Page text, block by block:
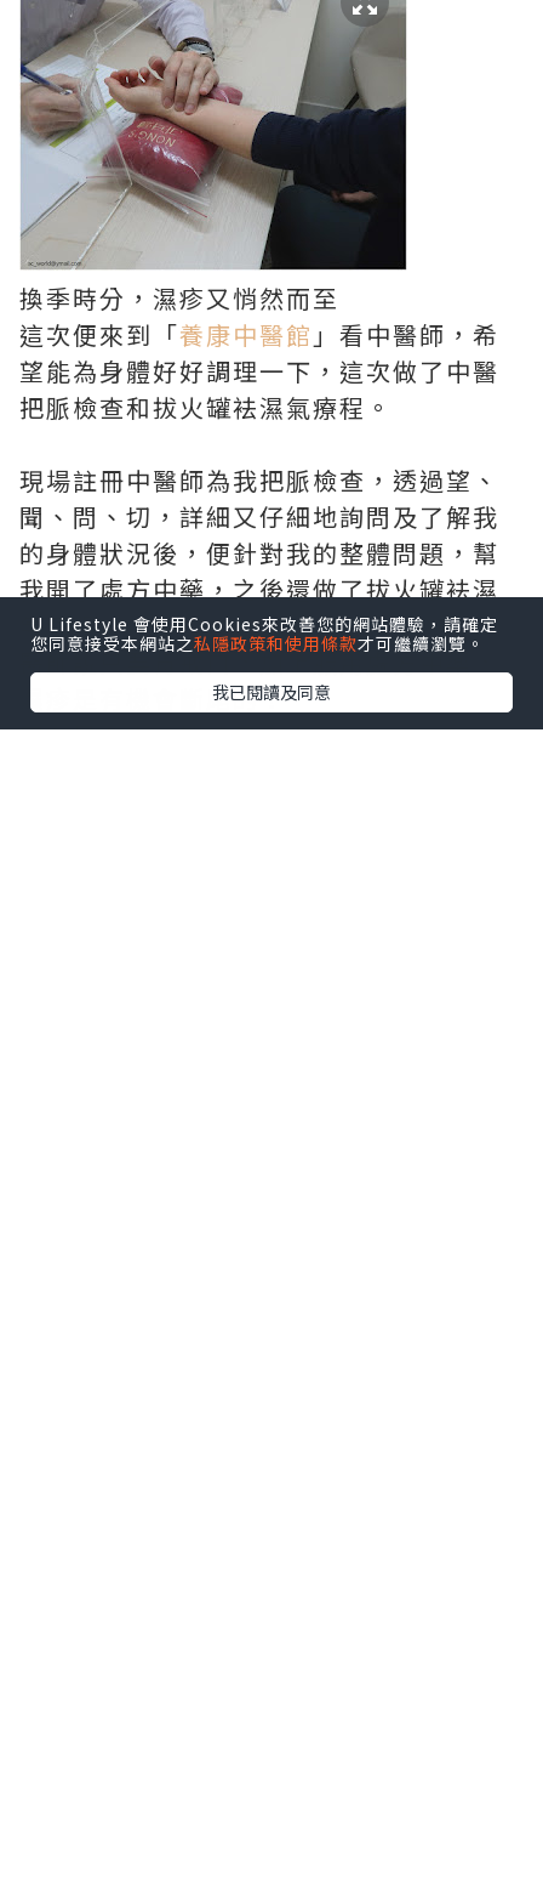
換季時分，濕疹又悄然而至
這次便來到「養康中醫館 」看中醫師，希
望能為身體好好調理一下，這次做了中醫
把脈檢查和拔火罐袪濕氣療程。
現場註冊中醫師為我把脈檢查，透過望、
聞、問、切，詳細又仔細地詢問及了解我
的身體狀況後，便針對我的整體問題，幫
我開了處方中藥，之後還做了拔火罐袪濕
氣療程
醫師說只要肯戒口，加上服用處方中藥，
濕疹是有機會斷尾的！
實在是令人太期待了！！
U Lifestyle 會使用Cookies來改善您的網站體驗，請確定
您同意接受本網站之私隱政策和使用條款才可繼續瀏覽。
我已閱讀及同意